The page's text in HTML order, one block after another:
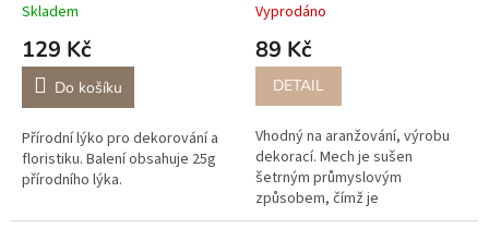
Skladem
129 Kč
Do košíku
Přírodní lýko pro dekorování a
floristiku. Balení obsahuje 25g
přírodního lýka.
Vyprodáno
89 Kč
DETAIL
Vhodný na aranžování, výrobu
dekorací. Mech je sušen
šetrným průmyslovým
způsobem, čímž je
zabezpečena objemová a